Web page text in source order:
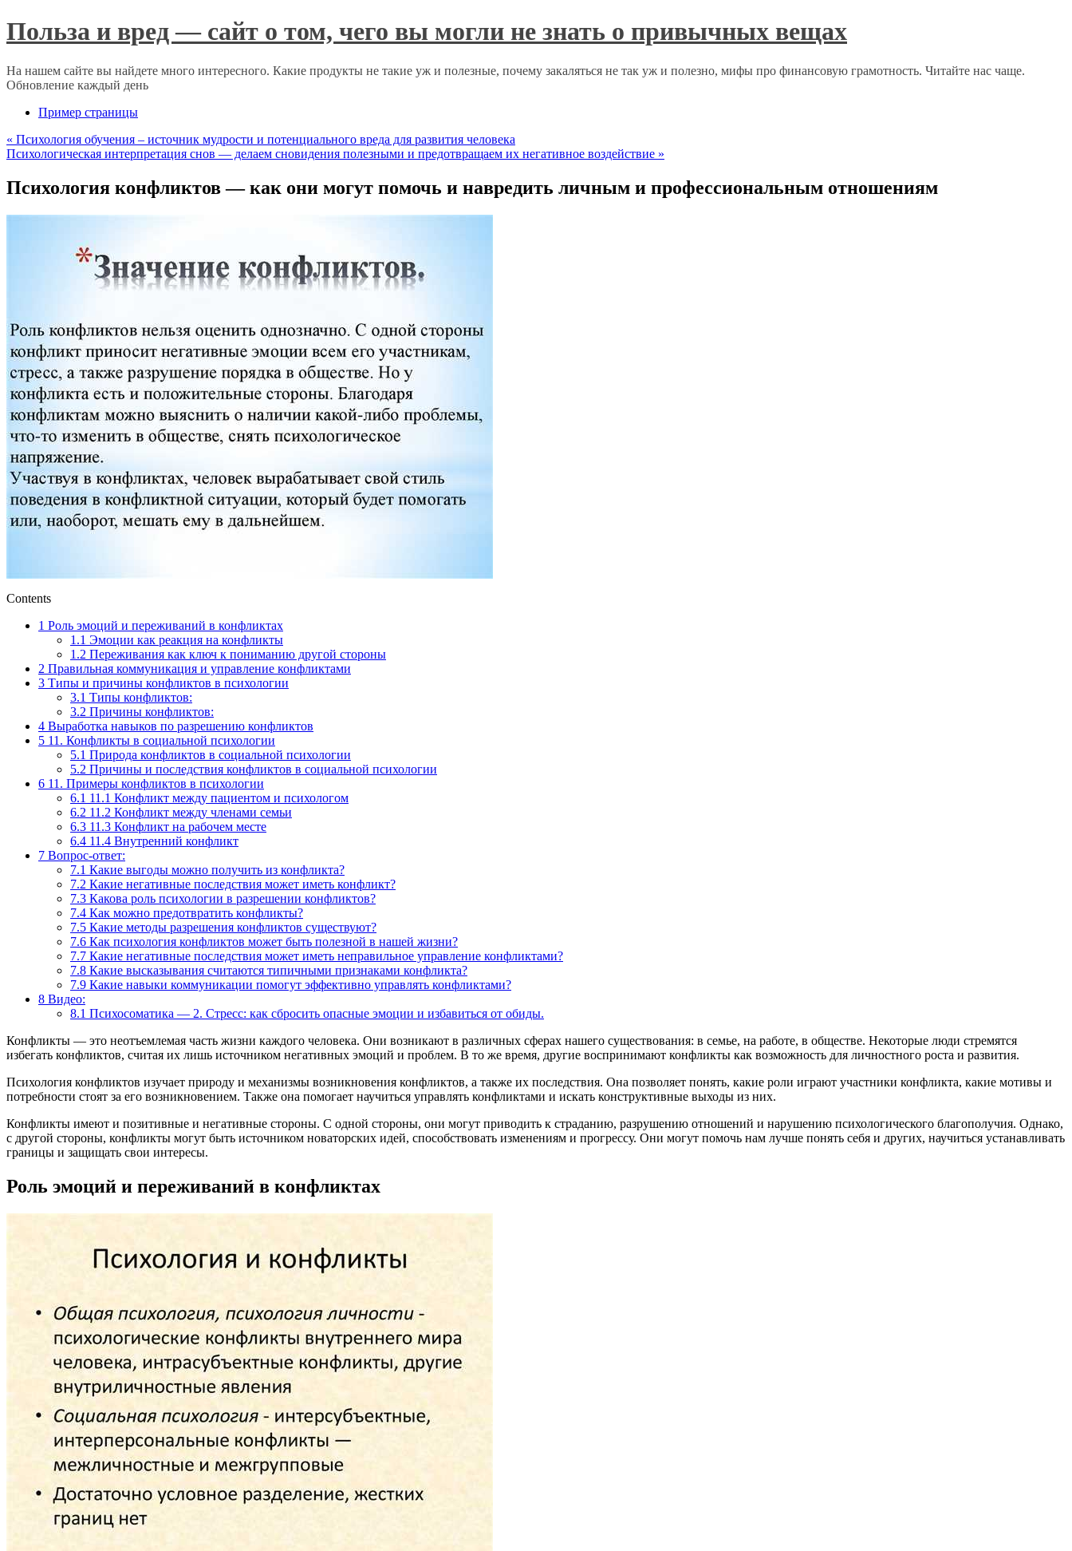
Польза и вред — сайт о том, чего вы могли не знать о привычных вещах
На нашем сайте вы найдете много интересного. Какие продукты не такие уж и полезные, почему закаляться не так уж и полезно, мифы про финансовую грамотность. Читайте нас чаще.
Обновление каждый день
Пример страницы
« Психология обучения – источник мудрости и потенциального вреда для развития человека
Психологическая интерпретация снов — делаем сновидения полезными и предотвращаем их негативное воздействие »
Психология конфликтов — как они могут помочь и навредить личным и профессиональным отношениям
Contents
1 Роль эмоций и переживаний в конфликтах
1.1 Эмоции как реакция на конфликты
1.2 Переживания как ключ к пониманию другой стороны
2 Правильная коммуникация и управление конфликтами
3 Типы и причины конфликтов в психологии
3.1 Типы конфликтов:
3.2 Причины конфликтов:
4 Выработка навыков по разрешению конфликтов
5 11. Конфликты в социальной психологии
5.1 Природа конфликтов в социальной психологии
5.2 Причины и последствия конфликтов в социальной психологии
6 11. Примеры конфликтов в психологии
6.1 11.1 Конфликт между пациентом и психологом
6.2 11.2 Конфликт между членами семьи
6.3 11.3 Конфликт на рабочем месте
6.4 11.4 Внутренний конфликт
7 Вопрос-ответ:
7.1 Какие выгоды можно получить из конфликта?
7.2 Какие негативные последствия может иметь конфликт?
7.3 Какова роль психологии в разрешении конфликтов?
7.4 Как можно предотвратить конфликты?
7.5 Какие методы разрешения конфликтов существуют?
7.6 Как психология конфликтов может быть полезной в нашей жизни?
7.7 Какие негативные последствия может иметь неправильное управление конфликтами?
7.8 Какие высказывания считаются типичными признаками конфликта?
7.9 Какие навыки коммуникации помогут эффективно управлять конфликтами?
8 Видео:
8.1 Психосоматика — 2. Стресс: как сбросить опасные эмоции и избавиться от обиды.
Конфликты — это неотъемлемая часть жизни каждого человека. Они возникают в различных сферах нашего существования: в семье, на работе, в обществе. Некоторые люди стремятся
избегать конфликтов, считая их лишь источником негативных эмоций и проблем. В то же время, другие воспринимают конфликты как возможность для личностного роста и развития.
Психология конфликтов изучает природу и механизмы возникновения конфликтов, а также их последствия. Она позволяет понять, какие роли играют участники конфликта, какие мотивы и
потребности стоят за его возникновением. Также она помогает научиться управлять конфликтами и искать конструктивные выходы из них.
Конфликты имеют и позитивные и негативные стороны. С одной стороны, они могут приводить к страданию, разрушению отношений и нарушению психологического благополучия. Однако,
с другой стороны, конфликты могут быть источником новаторских идей, способствовать изменениям и прогрессу. Они могут помочь нам лучше понять себя и других, научиться устанавливать
границы и защищать свои интересы.
Роль эмоций и переживаний в конфликтах